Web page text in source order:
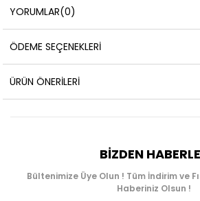
YORUMLAR(0)
ÖDEME SEÇENEKLERI
ÜRÜN ÖNERILERI
BIZDEN
Bültenimize Üye Olun ! Tüm İndirim ve
Haberiniz Olsun !